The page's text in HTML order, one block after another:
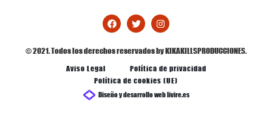
© 2021. Todos los derechos reservados by KIKAKILLSPRODUCCIONES.
Aviso Legal
Política de privacidad
Política de cookies (UE)
Diseño y desarrollo web livire.es